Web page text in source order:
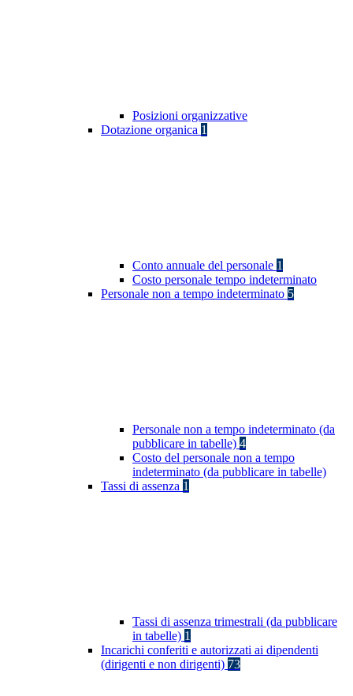
Posizioni organizzative
Dotazione organica 1
Conto annuale del personale 1
Costo personale tempo indeterminato
Personale non a tempo indeterminato 5
Personale non a tempo indeterminato (da
pubblicare in tabelle) 4
Costo del personale non a tempo
indeterminato (da pubblicare in tabelle)
Tassi di assenza 1
Tassi di assenza trimestrali (da pubblicare
in tabelle) 1
Incarichi conferiti e autorizzati ai dipendenti
(dirigenti e non dirigenti) 73